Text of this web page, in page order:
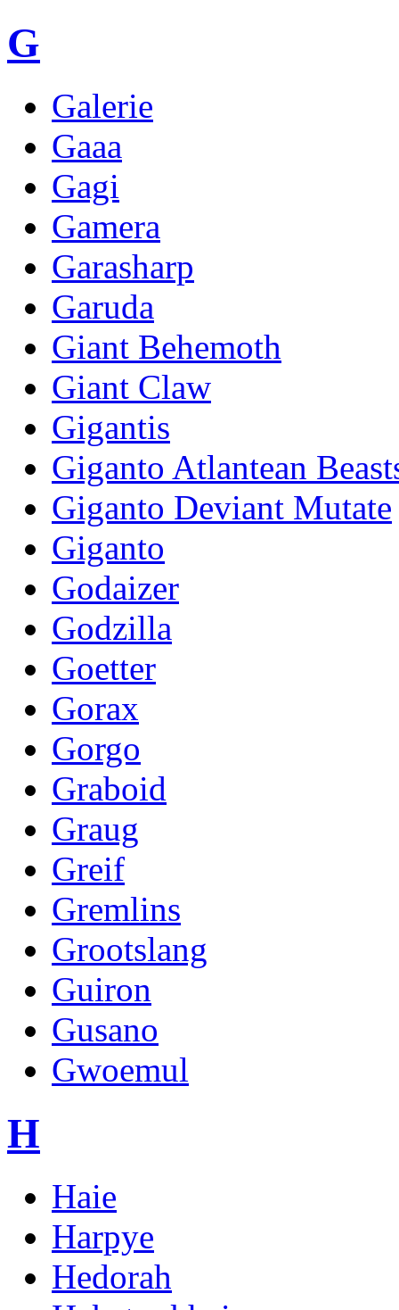
G
Galerie
Gaaa
Gagi
Gamera
Garasharp
Garuda
Giant Behemoth
Giant Claw
Gigantis
Giganto Atlantean
Giganto Deviant Mutate
Giganto
Godaizer
Godzilla
Goetter
Gorax
Gorgo
Graboid
Graug
Greif
Gremlins
Grootslang
Guiron
Gusano
Gwoemul
H
Haie
Harpye
Hedorah